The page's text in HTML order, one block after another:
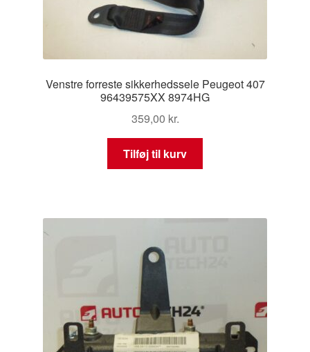
Venstre forreste sikkerhedssele Peugeot 407
96439575XX 8974HG
359,00 kr.
Tilføj til kurv